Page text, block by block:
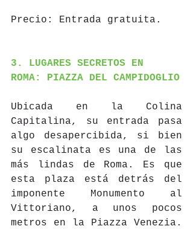
Precio: Entrada gratuita.
3. LUGARES SECRETOS EN
ROMA: PIAZZA DEL CAMPIDOGLIO
Ubicada en la Colina
Capitalina, su entrada pasa
algo desapercibida, si bien
su escalinata es una de las
más lindas de Roma. Es que
esta plaza está detrás del
imponente Monumento al
Vittoriano, a unos pocos
metros en la Piazza Venezia.